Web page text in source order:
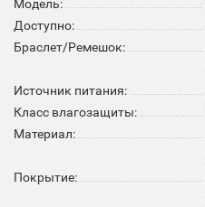
Модель:
Доступно:
Браслет/Ремешок:
Источник питания:
Класс влагозащиты:
Материал:
Покрытие: